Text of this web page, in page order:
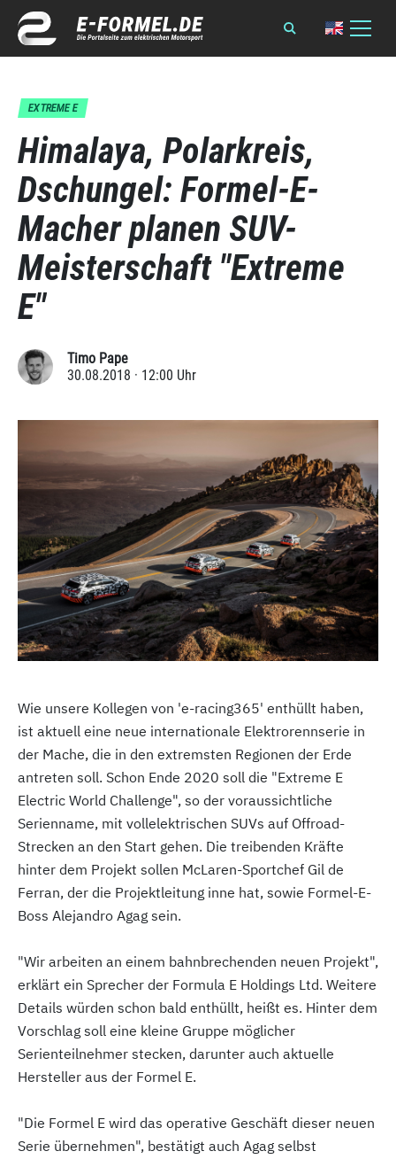
EXTREME E
Himalaya, Polarkreis,
Dschungel: Formel-E-
Macher planen SUV-
Meisterschaft "Extreme
E"
Timo Pape
30.08.2018 · 12:00 Uhr
Wie unsere Kollegen von 'e-racing365' enthüllt haben,
ist aktuell eine neue internationale Elektrorennserie in
der Mache, die in den extremsten Regionen der Erde
antreten soll. Schon Ende 2020 soll die "Extreme E
Electric World Challenge", so der voraussichtliche
Serienname, mit vollelektrischen SUVs auf Offroad-
Strecken an den Start gehen. Die treibenden Kräfte
hinter dem Projekt sollen McLaren-Sportchef Gil de
Ferran, der die Projektleitung inne hat, sowie Formel-E-
Boss Alejandro Agag sein.
"Wir arbeiten an einem bahnbrechenden neuen Projekt",
erklärt ein Sprecher der Formula E Holdings Ltd. Weitere
Details würden schon bald enthüllt, heißt es. Hinter dem
Vorschlag soll eine kleine Gruppe möglicher
Serienteilnehmer stecken, darunter auch aktuelle
Hersteller aus der Formel E.
"Die Formel E wird das operative Geschäft dieser neuen
Serie übernehmen", bestätigt auch Agag selbst